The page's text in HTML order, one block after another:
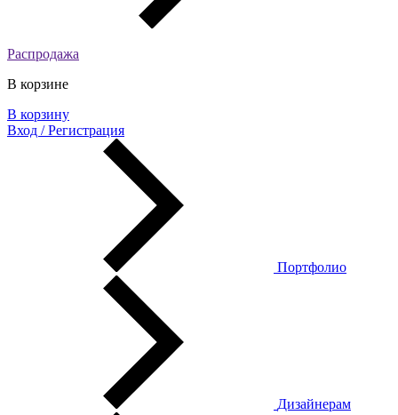
Распродажа
В корзине
В корзину
Вход / Регистрация
Портфолио
Дизайнерам